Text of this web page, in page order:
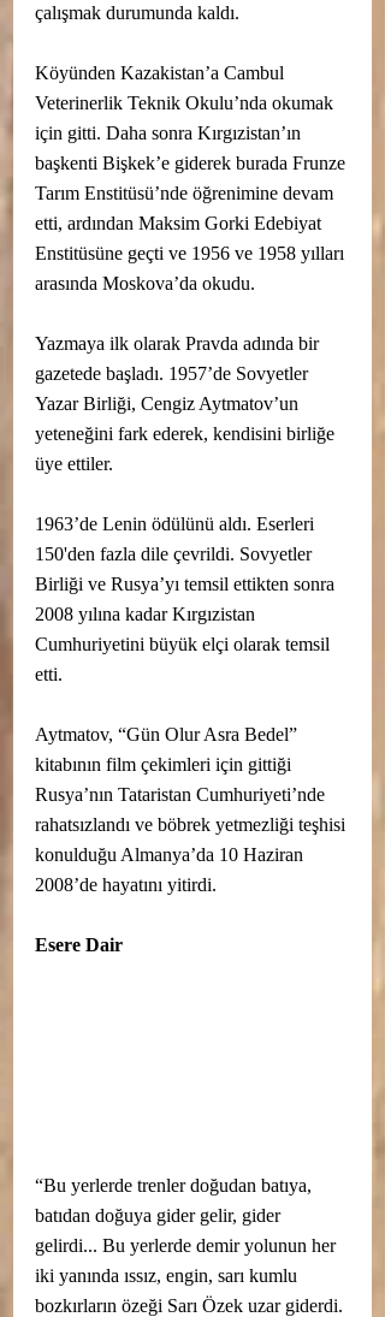
çalışmak durumunda kaldı.
Köyünden Kazakistan’a Cambul
Veterinerlik Teknik Okulu’nda okumak
için gitti. Daha sonra Kırgızistan’ın
başkenti Bişkek’e giderek burada Frunze
Tarım Enstitüsü’nde öğrenimine devam
etti, ardından Maksim Gorki Edebiyat
Enstitüsüne geçti ve 1956 ve 1958 yılları
arasında Moskova’da okudu.
Yazmaya ilk olarak Pravda adında bir
gazetede başladı. 1957’de Sovyetler
Yazar Birliği, Cengiz Aytmatov’un
yeteneğini fark ederek, kendisini birliğe
üye ettiler.
1963’de Lenin ödülünü aldı. Eserleri
150'den fazla dile çevrildi. Sovyetler
Birliği ve Rusya’yı temsil ettikten sonra
2008 yılına kadar Kırgızistan
Cumhuriyetini büyük elçi olarak temsil
etti.
Aytmatov, “Gün Olur Asra Bedel”
kitabının film çekimleri için gittiği
Rusya’nın Tataristan Cumhuriyeti’nde
rahatsızlandı ve böbrek yetmezliği teşhisi
konulduğu Almanya’da 10 Haziran
2008’de hayatını yitirdi.
Esere Dair
“Bu yerlerde trenler doğudan batıya,
batıdan doğuya gider gelir, gider
gelirdi... Bu yerlerde demir yolunun her
iki yanında ıssız, engin, sarı kumlu
bozkırların özeği Sarı Özek uzar giderdi.